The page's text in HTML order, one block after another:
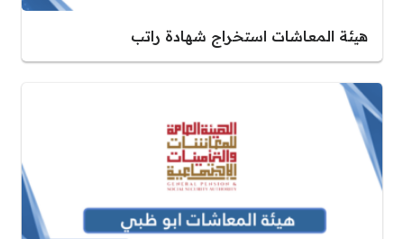
هيئة المعاشات استخراج شهادة راتب